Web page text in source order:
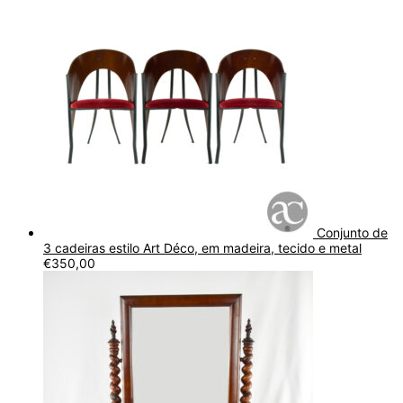
Conjunto de
3 cadeiras estilo Art Déco, em madeira, tecido e metal
€350,00